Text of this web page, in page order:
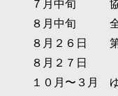
７ 月中旬 協賛
８月中旬 全
８ 月２６日 第
８ 月２７日
１０月〜３月